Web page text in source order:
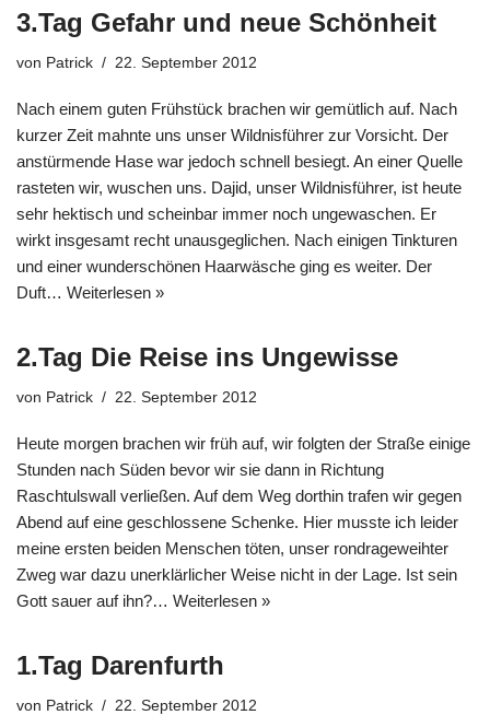
3.Tag Gefahr und neue Schönheit
von Patrick 22. September 2012
Nach einem guten Frühstück brachen wir gemütlich auf. Nach
kurzer Zeit mahnte uns unser Wildnisführer zur Vorsicht. Der
anstürmende Hase war jedoch schnell besiegt. An einer Quelle
rasteten wir, wuschen uns. Dajid, unser Wildnisführer, ist heute
sehr hektisch und scheinbar immer noch ungewaschen. Er
wirkt insgesamt recht unausgeglichen. Nach einigen Tinkturen
und einer wunderschönen Haarwäsche ging es weiter. Der
Duft… Weiterlesen »
2.Tag Die Reise ins Ungewisse
von Patrick 22. September 2012
Heute morgen brachen wir früh auf, wir folgten der Straße einige
Stunden nach Süden bevor wir sie dann in Richtung
Raschtulswall verließen. Auf dem Weg dorthin trafen wir gegen
Abend auf eine geschlossene Schenke. Hier musste ich leider
meine ersten beiden Menschen töten, unser rondrageweihter
Zweg war dazu unerklärlicher Weise nicht in der Lage. Ist sein
Gott sauer auf ihn?… Weiterlesen »
1.Tag Darenfurth
von Patrick 22. September 2012